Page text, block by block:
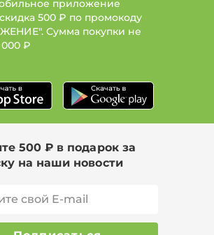
приложение
500 ₽ по промокоду
Сумма покупки не
000 ₽
500 ₽ в подарок за
на наши новости